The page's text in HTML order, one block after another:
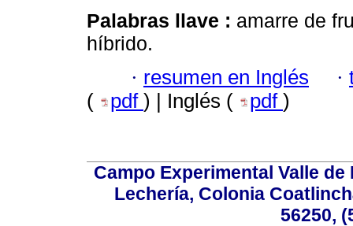
Palabras llave : amarre de
híbrido.
· resumen en Inglés ·
(
pdf ) | Inglés ( pdf )
Campo Experimental Valle
Lechería, Colonia
56250,